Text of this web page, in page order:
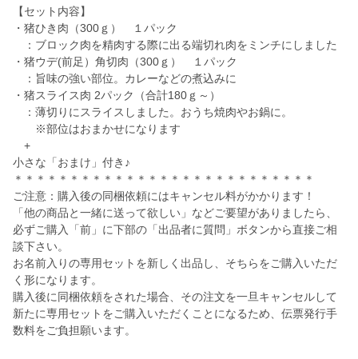
【セット内容】
・猪ひき肉（300ｇ） １パック
：ブロック肉を精肉する際に出る端切れ肉をミンチにしました
・猪ウデ(前足）角切肉（300ｇ） １パック
：旨味の強い部位。カレーなどの煮込みに
・猪スライス肉 2パック（合計180ｇ～）
：薄切りにスライスしました。おうち焼肉やお鍋に。
※部位はおまかせになります
+
小さな「おまけ」付き♪
＊＊＊＊＊＊＊＊＊＊＊＊＊＊＊＊＊＊＊＊＊＊＊＊＊＊＊
ご注意：購入後の同梱依頼にはキャンセル料がかかります！
「他の商品と一緒に送って欲しい」などご要望がありましたら、
必ずご購入「前」に下部の「出品者に質問」ボタンから直接ご相
談下さい。
お名前入りの専用セットを新しく出品し、そちらをご購入いただ
く形になります。
購入後に同梱依頼をされた場合、その注文を一旦キャンセルして
新たに専用セットをご購入いただくことになるため、伝票発行手